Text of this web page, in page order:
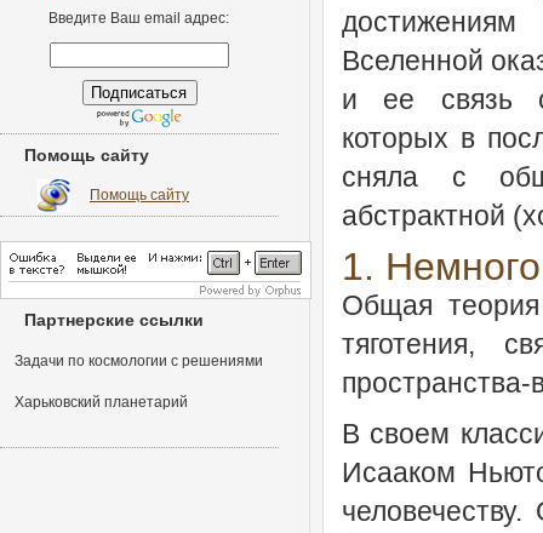
Вселенной
и ее связь с
которых в
сняла с
абстрактной
1.
Общая
тяготения,
B своем
Исааком
Введите Ваш email адрес:
Помощь сайту
Помощь сайту
Партнерские ссылки
Задачи по космологии с решениями
Харьковский планетарий